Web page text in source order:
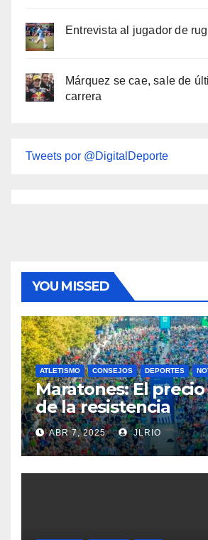
Entrevista al jugador de
Márquez se cae, sale de
carrera
Tweets por @DigitalDeporte
YOU MISSED
ATLETISMO CONSEJOS DEPORTES
Maratones: El
de la resistencia
ABR 7, 2025 JLRIO